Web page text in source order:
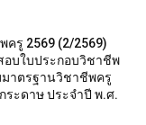
รู 2569 (2/2569)
อบใบประกอบวิชาชีพ
มาตรฐานวิชาชีพครู
ระดาษ ประจำปี พ.ศ.